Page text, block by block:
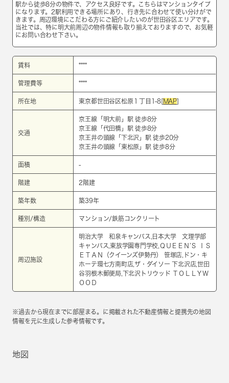
駅から徒歩8分の物件で、アクセス良好です。こちらはマンションタイプ
になります。2駅利用できる場所にあり、行き先に合わせて使い分けがで
きます。周辺環境にこだわる方にご紹介したいのが世田谷区エリアです。
当社では、特に明大前周辺の物件情報も取り揃えておりますので、お気軽
にお問い合わせ下さい。
賃料 ****
管理費等 ****
所在地 東京都世田谷区松原１丁目1-8[ MAP]
交通
京王線 「 明大前」駅 徒歩8分
京王線 「 代田橋」駅 徒歩8分
京王井の頭線 「 下北沢 」駅 徒歩20分
京王井の頭線 「 東松原 」駅 徒歩8分
面積 -
階建 2階建
築年数 築39年
種別/構造 マンション/鉄筋コンクリート
周辺施設
明治大学 和泉キャンパス,日本大学 文理学部
キャンパス,東放学園専門学校,ＱＵＥＥＮ’Ｓ ＩＳ
ＥＴＡＮ（クイーンズ伊勢丹） 笹塚店,ドン・キ
ホーテ環七方南町店,ザ・ダイソー 下北沢店,世田
谷羽根木郵便局,下北沢トリウッド ＴＯＬＬＹＷ
ＯＯＤ
※過去から現在までに部屋まる。に掲載された不動産情報と提携先の地図
情報を元に生成した参考情報です。
地図